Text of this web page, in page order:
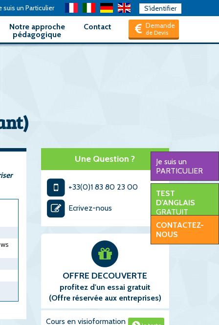
S'identifier
suis un Particulier
Demande
de Devis
Notre approche
pédagogique
Contact
Je suis un
PARTICULIER
TEST
D'ANGLAIS
GRATUIT
CONTACTEZ-
NOUS
Une Question ?
+33(0)1 83 80 23 00
Ecrivez-nous
OFFRE DECOUVERTE
profitez d'un essai gratuit
(Offre réservée aux entreprises)
Cours en visioformation